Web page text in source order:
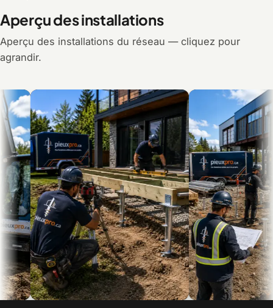
Aperçu des installations
Aperçu des installations du réseau — cliquez pour
agrandir.